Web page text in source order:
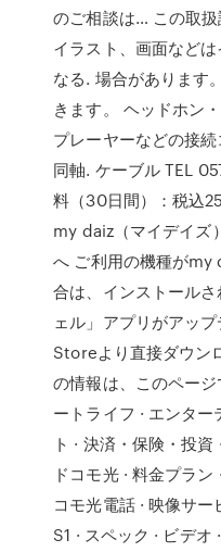
のご相談は… この取
イラスト、画面など
なる. 場合があります
きます。 ヘッドホン
プレーヤーなどの接
同軸. ケーブル TEL
料（30日間）：税込
my daiz（マイデイズ
へ ご利用の機種がmy
合は、インストール
ェル」アプリがアッ
Storeより直接ダウン
の情報は、このペー
ートライフ · エンタ
ト · 決済・保険・投資
ドコモ光 · 料金プラ
コモ光電話 · 映像サ
S1 · スペック · ビデオ